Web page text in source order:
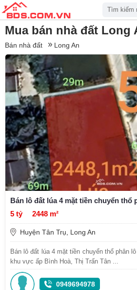
Mua bán nhà đất Long
Bán nhà đất Long An
Bán lô đất lúa 4 mặt tiền chuyển thổ
5 tỷ
2448 m²
Huyện Tân Trụ, Long An
Bán lô đất lúa 4 mặt tiền chuyển thổ phân
khu vực ấp Bình Hoà, Thị Trấn Tân ...
0949694978
Tìm kiếm